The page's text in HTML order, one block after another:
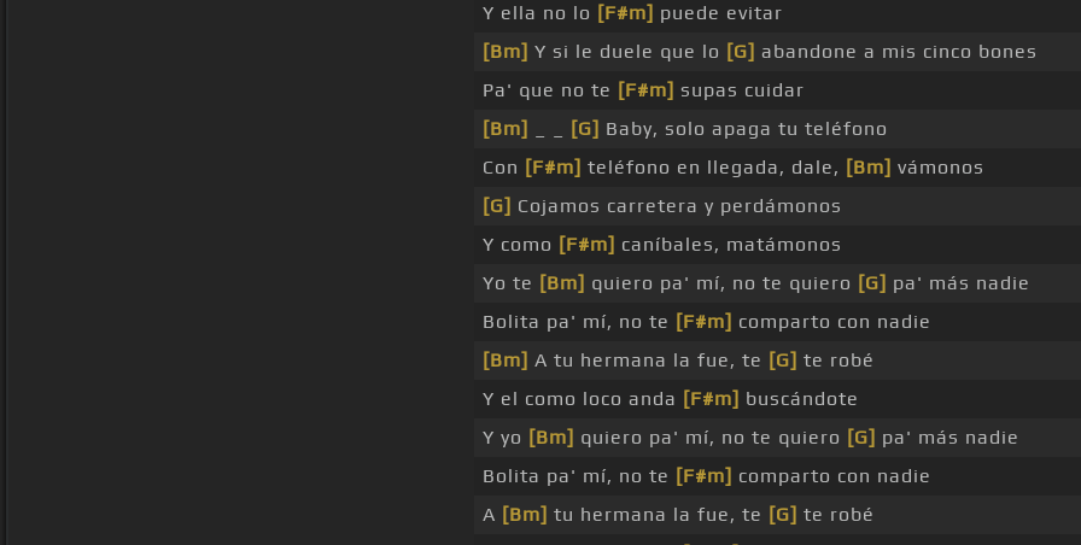
Y ella no lo [F#m] puede evitar
[Bm] Y si le duele que lo [G] abandone a mis cinco bones
Pa' que no te [F#m] supas cuidar
[Bm]
[G] Baby, solo apaga tu teléfono
Con [F#m] teléfono en llegada, dale, [Bm] vámonos
[G] Cojamos carretera y perdámonos
Y como [F#m] caníbales, matámonos
Yo te [Bm] quiero pa' mí, no te quiero [G] pa' más nadie
Bolita pa' mí, no te [F#m] comparto con nadie
[Bm] A tu hermana la fue, te [G] te robé
Y el como loco anda [F#m] buscándote
Y yo [Bm] quiero pa' mí, no te quiero [G] pa' más nadie
Bolita pa' mí, no te [F#m] comparto con nadie
A [Bm] tu hermana la fue, te [G] te robé